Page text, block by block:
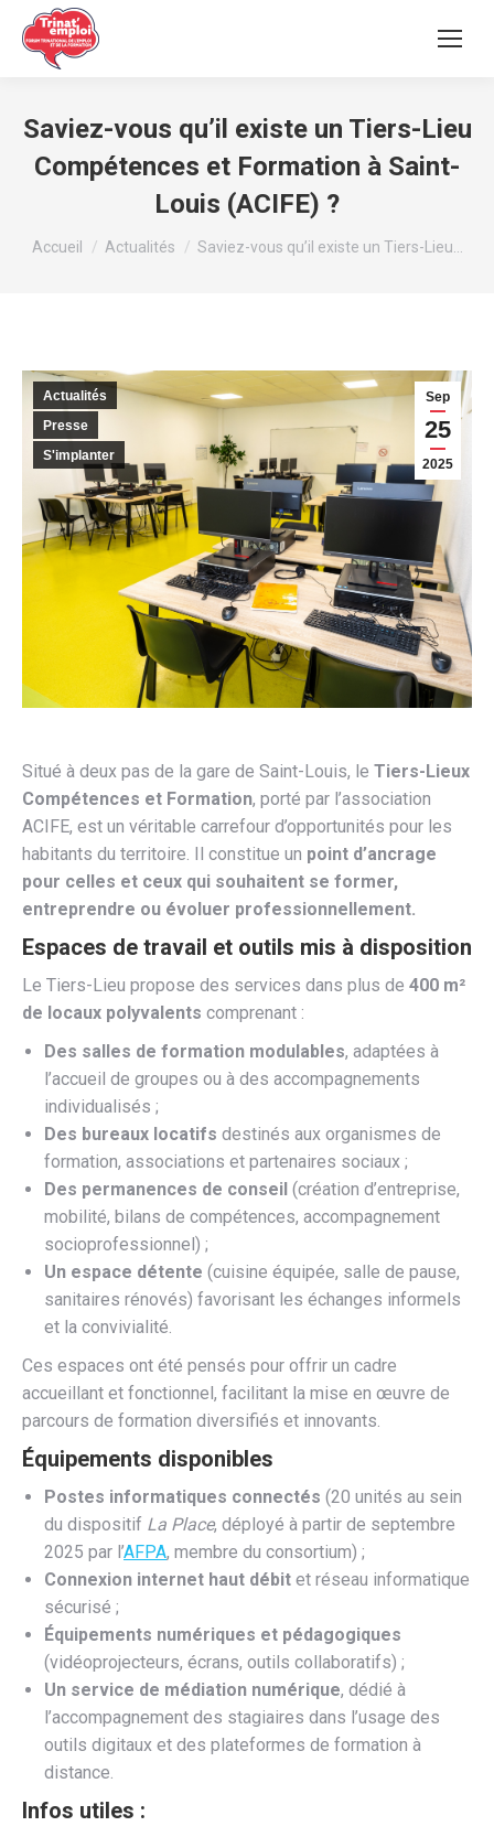
Saviez-vous qu’il existe un Tiers-Lieu
Compétences et Formation à Saint-
Louis (ACIFE) ?
Vous êtes ici :
Accueil Actualités Saviez-vous qu’il existe un Tiers-Lieu…
Sep
25
2025
Actualités
Presse
S'implanter
Situé à deux pas de la gare de Saint-Louis, le Tiers-Lieux
Compétences et Formation, porté par l’association
ACIFE, est un véritable carrefour d’opportunités pour les
habitants du territoire. Il constitue un point d’ancrage
pour celles et ceux qui souhaitent se former,
entreprendre ou évoluer professionnellement.
Espaces de travail et outils mis à disposition
Le Tiers-Lieu propose des services dans plus de 400 m²
de locaux polyvalents comprenant :
Des salles de formation modulables, adaptées à
l’accueil de groupes ou à des accompagnements
individualisés ;
Des bureaux locatifs destinés aux organismes de
formation, associations et partenaires sociaux ;
Des permanences de conseil (création d’entreprise,
mobilité, bilans de compétences, accompagnement
socioprofessionnel) ;
Un espace détente (cuisine équipée, salle de pause,
sanitaires rénovés) favorisant les échanges informels
et la convivialité.
Ces espaces ont été pensés pour offrir un cadre
accueillant et fonctionnel, facilitant la mise en œuvre de
parcours de formation diversifiés et innovants.
Équipements disponibles
Postes informatiques connectés (20 unités au sein
du dispositif La Place, déployé à partir de septembre
2025 par l’AFPA, membre du consortium) ;
Connexion internet haut débit et réseau informatique
sécurisé ;
Équipements numériques et pédagogiques
(vidéoprojecteurs, écrans, outils collaboratifs) ;
Un service de médiation numérique, dédié à
l’accompagnement des stagiaires dans l’usage des
outils digitaux et des plateformes de formation à
distance.
Infos utiles :